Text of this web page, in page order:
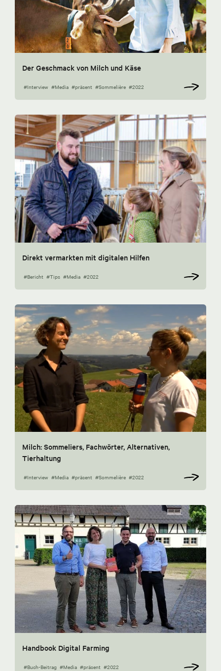
Der Geschmack von Milch und Käse
#Interview #Media #präsent #Sommelière #2022
Direkt vermarkten mit digitalen Hilfen
#Bericht #Tips #Media #2022
Milch: Sommeliers, Fachwörter, Alternativen,
Tierhaltung
#Interview #Media #präsent #Sommelière #2022
Handbook Digital Farming
#Buch-Beitrag #Media #präsent #2022